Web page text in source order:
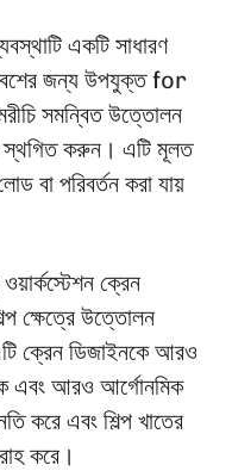
একটি সাধারণ
জন্য উপযুক্ত for
সমন্বিত উত্তোলন
স্থগিত করুন। এটি মূলত
বা পরিবর্তন করা যায়
ক্রেন
ক্ষেত্রে উত্তোলন
ক্রেন ডিজাইনকে আরও
এবং আরও আর্গোনমিক
করে এবং শিল্প খাতের
করে।